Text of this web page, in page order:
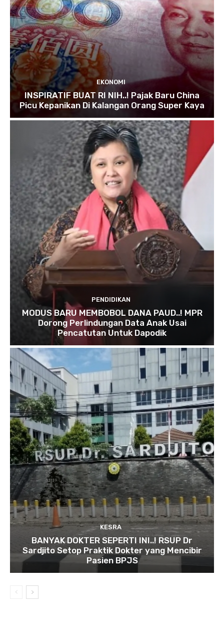
EKONOMI
INSPIRATIF BUAT RI NIH..! Pajak Baru China
Picu Kepanikan Di Kalangan Orang Super Kaya
PENDIDIKAN
MODUS BARU MEMBOBOL DANA PAUD..! MPR
Dorong Perlindungan Data Anak Usai
Pencatutan Untuk Dapodik
KESRA
BANYAK DOKTER SEPERTI INI..! RSUP Dr
Sardjito Setop Praktik Dokter yang Mencibir
Pasien BPJS